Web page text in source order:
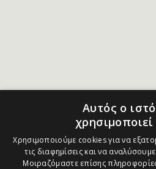
Αυτός ο
Χρησιμοποιούμε cookies για να
τις διαφημίσεις και να
Μοιραζόμαστε επίσης